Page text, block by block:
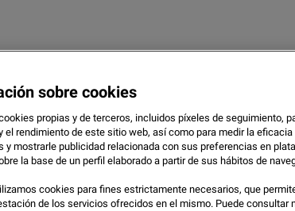
sobre cookies
propias y de terceros, incluidos píxeles de seguimiento,
el rendimiento de este sitio web, así como para medir la
y mostrarle publicidad relacionada con sus preferencias en
la base de un perfil elaborado a partir de sus hábitos de
cookies para fines estrictamente necesarios, que
de los servicios ofrecidos en el mismo. Puede consultar